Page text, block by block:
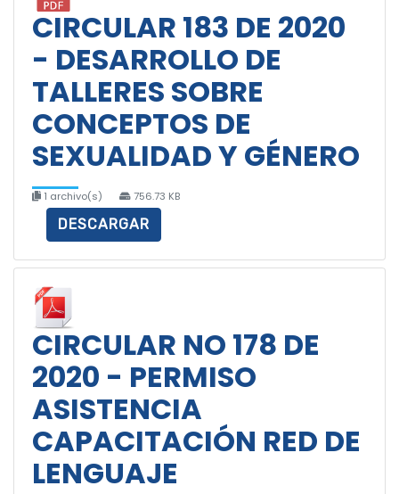
CIRCULAR 183 DE 2020
- DESARROLLO DE
TALLERES SOBRE
CONCEPTOS DE
SEXUALIDAD Y GÉNERO
1 archivo(s) 756.73 KB
DESCARGAR
CIRCULAR NO 178 DE
2020 - PERMISO
ASISTENCIA
CAPACITACIÓN RED DE
LENGUAJE